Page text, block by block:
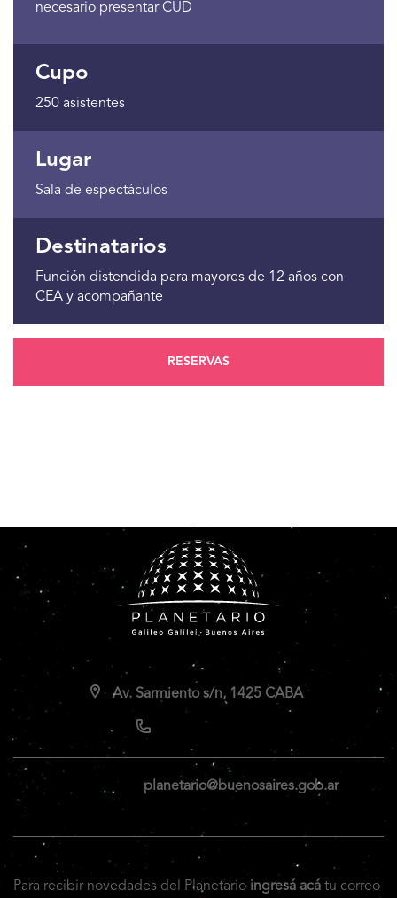
necesario presentar CUD
Cupo
250 asistentes
Lugar
Sala de espectáculos
Destinatarios
Función distendida para mayores de 12 años con
CEA y acompañante
RESERVAS
Av. Sarmiento s/n, 1425 CABA
planetario@buenosaires.gob.ar
Para recibir novedades del Planetario ingresá acá tu correo